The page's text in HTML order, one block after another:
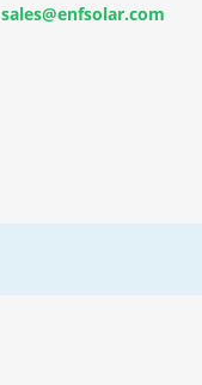
sales@enfsolar.com